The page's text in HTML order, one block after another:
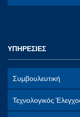
ΥΠΗΡΕΣΙΕΣ
Συμβουλευτική
Τεχνολογικός